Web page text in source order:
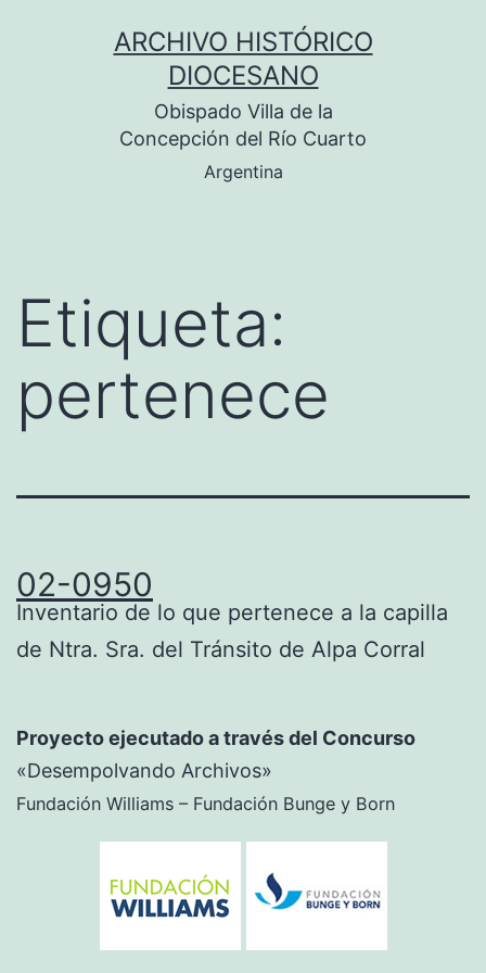
ARCHIVO HISTÓRICO
DIOCESANO
Obispado Villa de la
Concepción del Río Cuarto
Argentina
Etiqueta:
pertenece
02-0950
Inventario de lo que pertenece a la capilla
de Ntra. Sra. del Tránsito de Alpa Corral
Proyecto ejecutado a través del Concurso
«Desempolvando Archivos»
Fundación Williams – Fundación Bunge y Born